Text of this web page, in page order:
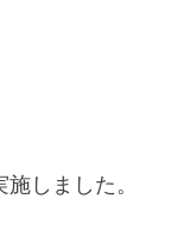
しました。